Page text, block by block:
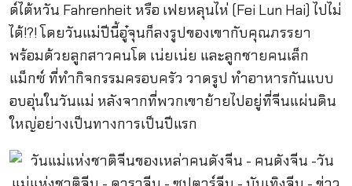
ด์ไต้หวัน Fahrenheit หรือ เฟยหลุนไห่ (Fei Lun Hai) ไปไม่
ได้!?! โดยวันแม่ปีนี้อู๋จุนก็ลงรูปของเขากับคุณภรรยา
พร้อมด้วยลูกสาวคนโต เน่ยเน่ย และลูกชายคนเล็ก
แม็กซ์ ที่ทำกิจกรรมครอบครัว วาดรูป ทำอาหารกันแบบ
อบอุ่นในวันแม่ หลังจากที่พวกเขาย้ายไปอยู่ที่จีนแผ่นดิน
ใหญ่อย่างเป็นทางการเป็นปีแรก